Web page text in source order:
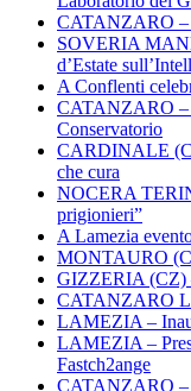
CATANZARO –
SOVERIA
d’Estate
A Conflenti
CATANZARO –
Conservatorio
CARDINALE
che cura
NOCERA
prigionieri”
A Lamezia
MONTAURO
GIZZERIA (CZ)
CATANZARO
LAMEZIA –
LAMEZIA –
Fastch2ange
CATANZARO –